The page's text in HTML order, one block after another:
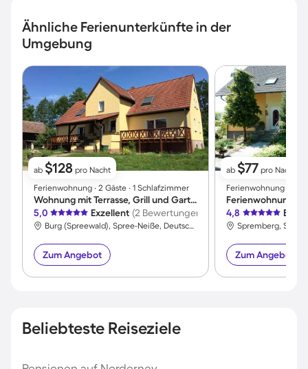
Ähnliche Ferienunterkünfte in der
Umgebung
ab $128 pro Nacht
Ferienwohnung ∙ 2 Gäste ∙ 1 Schlafzimmer
Wohnung mit Terrasse, Grill und Garten
5,0
Exzellent (2 Bewertungen)
Burg (Spreewald), Spree-Neiße, Deutschland
Zum Angebot
ab $77 pro Nacht
Ferienwohnung ∙ 4
4,8
Spremberg,
Zum Angebot
Beliebteste Reiseziele